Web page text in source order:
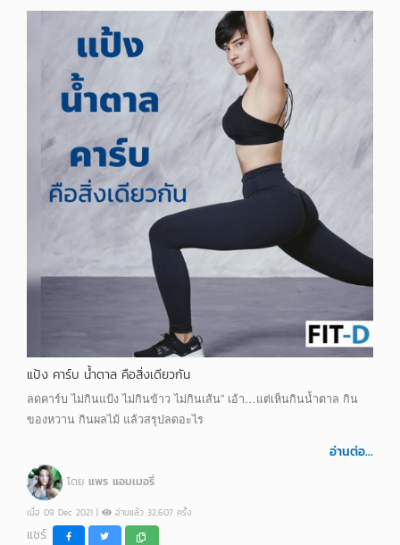
แป้ง คาร์บ น้ำตาล คือสิ่งเดียวกัน
ลดคาร์บ ไม่กินแป้ง ไม่กินข้าว ไม่กินเส้น” เอ้า…แต่เห็นกินน้ำตาล กิน
ของหวาน กินผลไม้ แล้วสรุปลดอะไร
อ่านต่อ...
โดย แพร แอมเมอรี่
เมื่อ 09 Dec 2021 | อ่านแล้ว 32,607 ครั้ง
แชร์